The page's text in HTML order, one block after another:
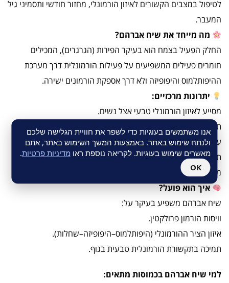
לטיפול במצבים הקשורים לאיזון הורמונלי, מחזור חודשי ותסמיני גיל
המעבר.
מה מייחד את שיח אברהם?
החלק הפעיל בצמח הוא בעיקר הפירות (הגרגרים), המכילים
חומרים פעילים המשפיעים על פעילות הורמונלית דרך מערכת
ההיפותלמוס והיפופיזה ולא דרך אספקת הורמונים ישירה.
יתרונות מרכזיים:
מסייע לאיזון הורמונלי טבעי אצל נשים.
תומך בהפחתת תסמיני PMS (תסמונת קדם וסתית).
עשוי לסייע בהפחתת רגישות וכאבים לפני מחזור.
תומך בסדירות המחזור החודשי.
משמש גם כתמיכה במצבי חוסר איזון הורמונלי בגיל המעבר.
איך הוא פועל?
שיח אברהם משפיע בעיקר על:
וויסות הורמון פרולקטין.
איזון הציר ההורמונלי (היפותלמוס–היפופיזה–שחלות).
תמיכה בתקשורת הורמונלית טבעית בגוף.
למי שיח אברהם בכמוסות מתאים:
אנו משתמשים בעוגיות כדי לשפר את חוויית הגלישה שלכם
ולנתח שימוש באתר. באמצעות המשך השימוש באתר, אתם
מאשרים שימוש בעוגיות. לקריאה נוספת ראו מדיניות פרטיות.
OK